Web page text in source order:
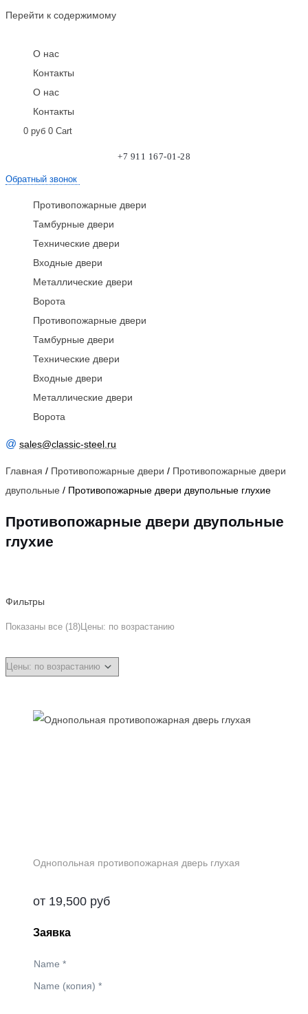
Перейти к содержимому
О нас
Контакты
О нас
Контакты
0 руб 0 Cart
+7 911 167-01-28
Обратный звонок
Противопожарные двери
Тамбурные двери
Технические двери
Входные двери
Металлические двери
Ворота
Противопожарные двери
Тамбурные двери
Технические двери
Входные двери
Металлические двери
Ворота
@ sales@classic-steel.ru
Главная / Противопожарные двери / Противопожарные двери
двупольные / Противопожарные двери двупольные глухие
Противопожарные двери двупольные
глухие
Фильтры
Показаны все (18) Цены: по возрастанию
Однопольная противопожарная дверь глухая
от 19,500 руб
Заявка
Name *
Name (копия) *